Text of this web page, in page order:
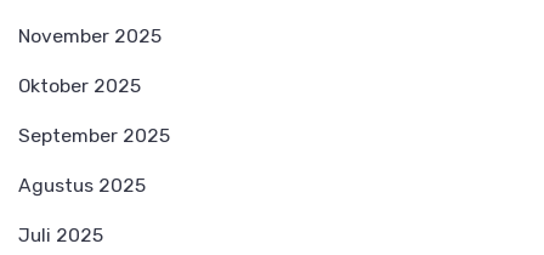
November 2025
Oktober 2025
September 2025
Agustus 2025
Juli 2025